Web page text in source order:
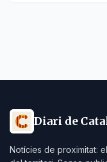
Diari de
Notícies de proximitat: